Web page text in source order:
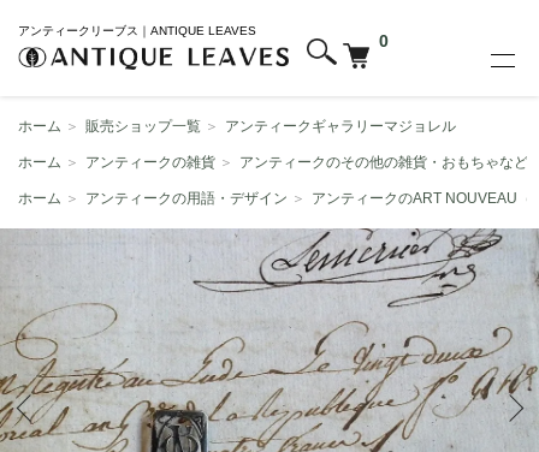
アンティークリーブス｜ANTIQUE LEAVES
0
ホーム ＞ 販売ショップ一覧 ＞ アンティークギャラリーマジョレル
ホーム ＞ アンティークの雑貨 ＞ アンティークのその他の雑貨・おもちゃなど
ホーム ＞ アンティークの用語・デザイン ＞ アンティークのART NOUVEAU（